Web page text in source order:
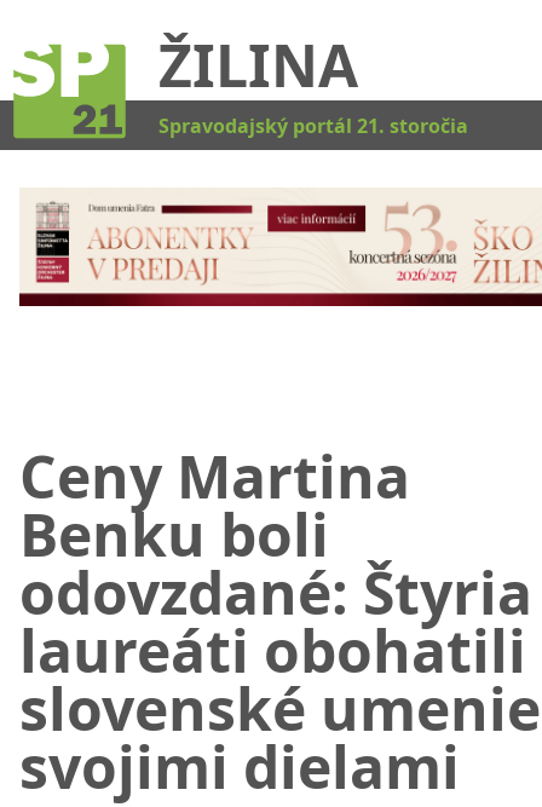
ŽILINA
Spravodajský portál 21. storočia
Ceny Martina
Benku boli
odovzdané: Štyria
laureáti obohatili
slovenské umenie
svojimi dielami